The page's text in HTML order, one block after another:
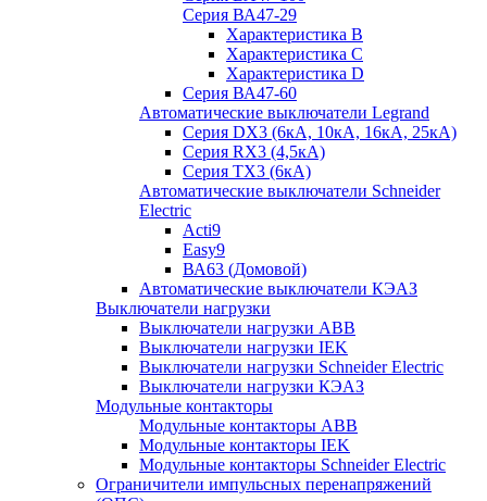
Серия ВА47-29
Характеристика B
Характеристика C
Характеристика D
Серия ВА47-60
Автоматические выключатели Legrand
Серия DX3 (6кА, 10кА, 16кА, 25кА)
Серия RX3 (4,5кА)
Серия TX3 (6кА)
Автоматические выключатели Schneider
Electric
Acti9
Easy9
ВА63 (Домовой)
Автоматические выключатели КЭАЗ
Выключатели нагрузки
Выключатели нагрузки ABB
Выключатели нагрузки IEK
Выключатели нагрузки Schneider Electric
Выключатели нагрузки КЭАЗ
Модульные контакторы
Модульные контакторы ABB
Модульные контакторы IEK
Модульные контакторы Schneider Electric
Ограничители импульсных перенапряжений